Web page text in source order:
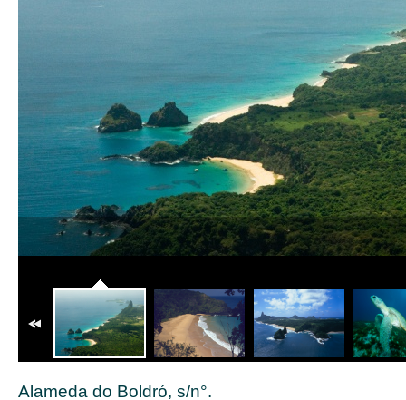
Fernando de Noronha
As praias de desova apresentam características propícias a um
Alameda do Boldró, s/n°.